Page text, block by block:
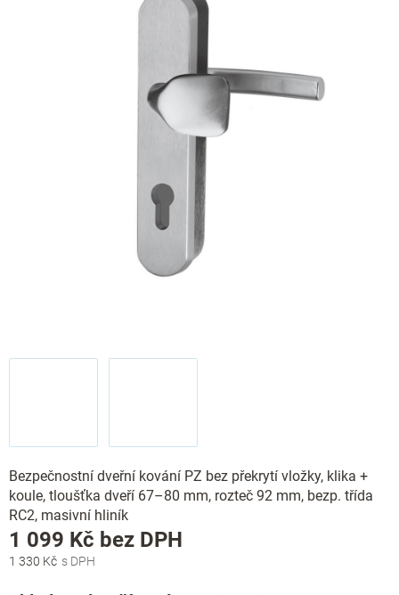
Bezpečnostní dveřní kování PZ bez překrytí vložky, klika +
koule, tloušťka dveří 67–80 mm, rozteč 92 mm, bezp. třída
RC2, masivní hliník
1 330 Kč
1 099 Kč bez DPH